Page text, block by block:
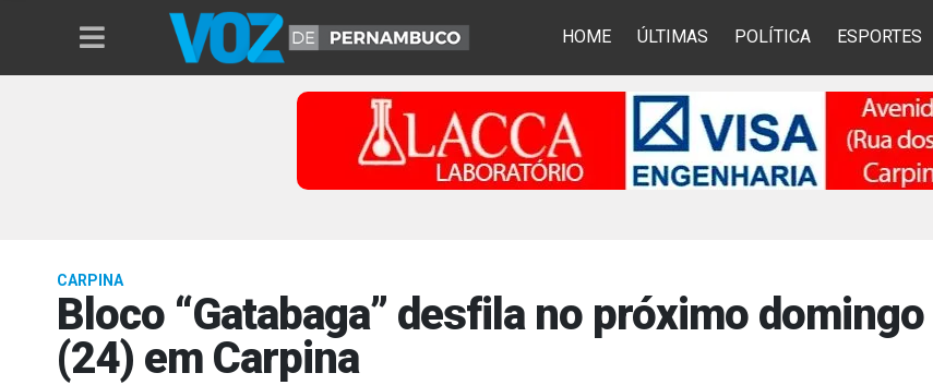
HOME ÚLTIMAS POLÍTICA ESPORTES
CARPINA
Bloco “Gatabaga” desfila no próximo domingo
(24) em Carpina